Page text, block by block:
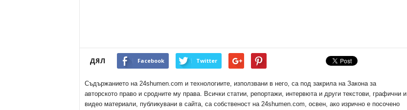
ДЯЛ Facebook Twitter
Съдържанието на 24shumen.com и технологиите, използвани в него, са под закрила на Закона за
авторското право и сродните му права. Всички статии, репортажи, интервюта и други текстови, графични и
видео материали, публикувани в сайта, са собственост на 24shumen.com, освен, ако изрично е посочено